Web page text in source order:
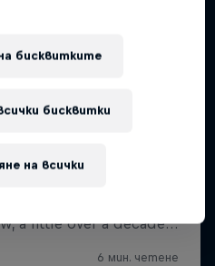
бисквитките
на всички
бисквитки